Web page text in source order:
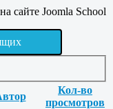
сайте Joomla School
Кол-во
просмотров